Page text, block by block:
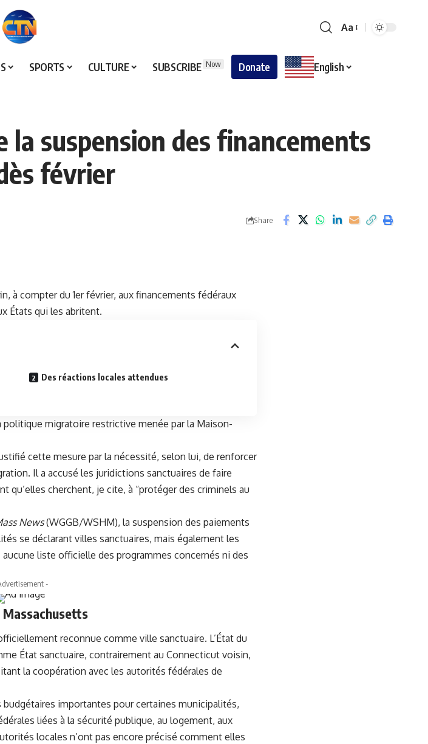
Aa
SPORTS CULTURE SUBSCRIBE Now Donate English
la suspension des financements
février
Share
à compter du 1er février, aux financements fédéraux
États qui les abritent.
Des réactions locales attendues
migratoire restrictive menée par la Maison-
cette mesure par la nécessité, selon lui, de renforcer
Il a accusé les juridictions sanctuaires de faire
qu’elles cherchent, je cite, à “protéger des criminels au
News(WGGB/WSHM), la suspension des paiements
se déclarant villes sanctuaires, mais également les
liste officielle des programmes concernés ni des
-
reconnue comme ville sanctuaire. L’État du
État sanctuaire, contrairement au Connecticut voisin,
la coopération avec les autorités fédérales de
importantes pour certaines municipalités,
liées à la sécurité publique, au logement, aux
locales n’ont pas encore précisé comment elles